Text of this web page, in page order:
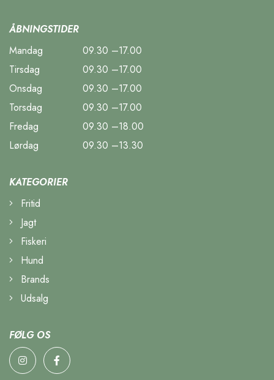
ÅBNINGSTIDER
Mandag
09.30 –17.00
Tirsdag
09.30 –17.00
Onsdag
09.30 –17.00
Torsdag
09.30 –17.00
Fredag
09.30 –18.00
Lørdag
09.30 –13.30
KATEGORIER
Fritid
Jagt
Fiskeri
Hund
Brands
Udsalg
FØLG OS